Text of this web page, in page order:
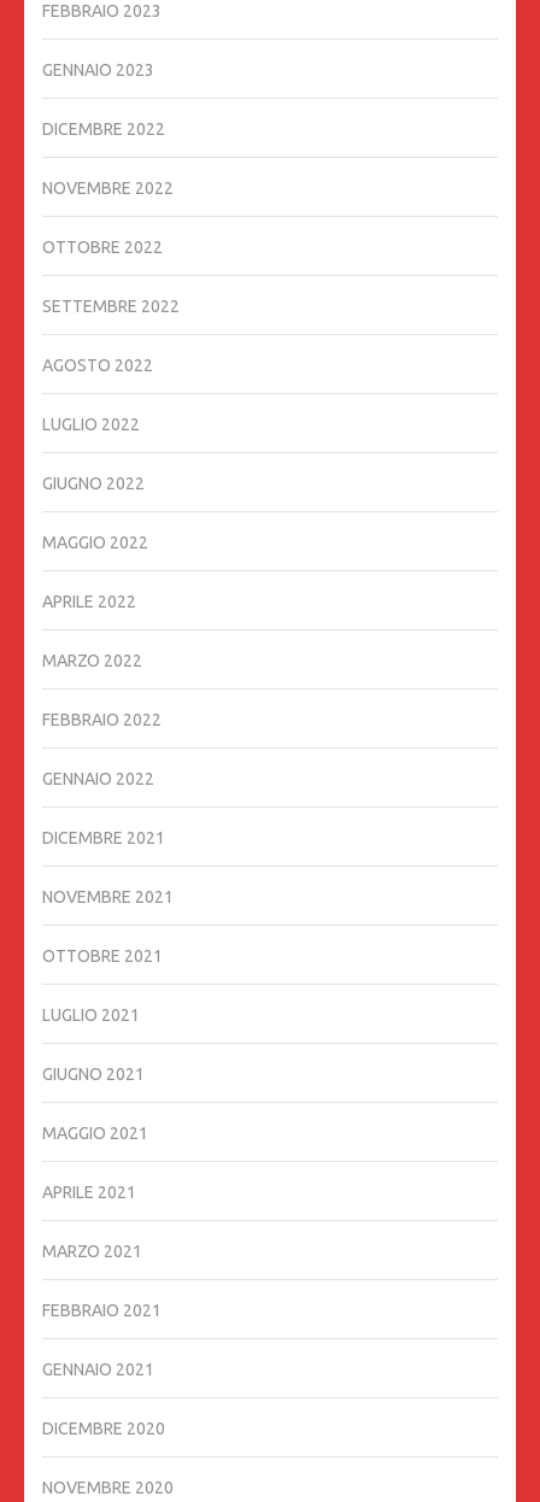
FEBBRAIO 2023
GENNAIO 2023
DICEMBRE 2022
NOVEMBRE 2022
OTTOBRE 2022
SETTEMBRE 2022
AGOSTO 2022
LUGLIO 2022
GIUGNO 2022
MAGGIO 2022
APRILE 2022
MARZO 2022
FEBBRAIO 2022
GENNAIO 2022
DICEMBRE 2021
NOVEMBRE 2021
OTTOBRE 2021
LUGLIO 2021
GIUGNO 2021
MAGGIO 2021
APRILE 2021
MARZO 2021
FEBBRAIO 2021
GENNAIO 2021
DICEMBRE 2020
NOVEMBRE 2020